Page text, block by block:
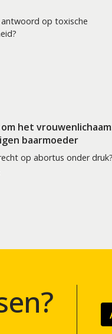
op toxische
het
baarmoeder
op abortus onder druk?